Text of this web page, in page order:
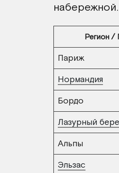
набережной.
Регион /
Париж
Нормандия
Бордо
Лазурный
Альпы
Эльзас